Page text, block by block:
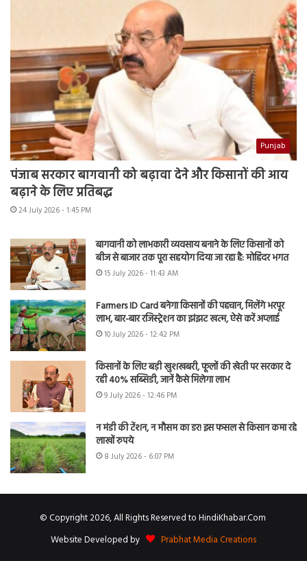
Punjab
पंजाब सरकार बागवानी को बढ़ावा देने और किसानों की आय
बढ़ाने के लिए प्रतिबद्ध
24 July 2026 - 1:45 PM
बागवानी को लाभकारी व्यवसाय बनाने के लिए किसानों को
बीज से बाजार तक पूरा सहयोग दिया जा रहा है: मोहिंदर भगत
15 July 2026 - 11:43 AM
Farmers ID Card बनेगा किसानों की पहचान, मिलेंगे भरपूर
लाभ, बार-बार रजिस्ट्रेशन का झंझट खत्म, ऐसे करें अप्लाई
10 July 2026 - 12:42 PM
किसानों के लिए बड़ी खुशखबरी, फूलों की खेती पर सरकार दे
रही 40% सब्सिडी, जानें कैसे मिलेगा लाभ
9 July 2026 - 12:46 PM
न मंडी की टेंशन, न मौसम का डर! इस फसल से किसान कमा रहे
लाखों रुपये
8 July 2026 - 6:07 PM
© Copyright 2026, All Rights Reserved to HindiKhabar.Com
Website Developed by
Prabhat Media Creations